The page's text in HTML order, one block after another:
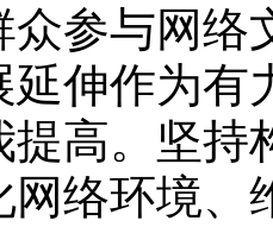
众参与网络
延伸作为有
提高。坚持
网络环境、